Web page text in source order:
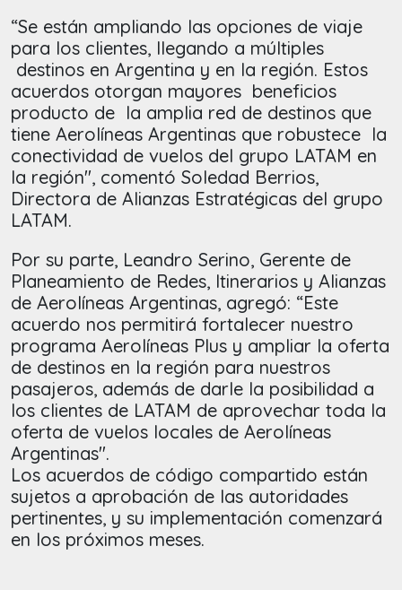
“Se están ampliando las opciones de viaje
para los clientes, llegando a múltiples
destinos en Argentina y en la región. Estos
acuerdos otorgan mayores beneficios
producto de la amplia red de destinos que
tiene Aerolíneas Argentinas que robustece la
conectividad de vuelos del grupo LATAM en
la región", comentó Soledad Berrios,
Directora de Alianzas Estratégicas del grupo
LATAM.
Por su parte, Leandro Serino, Gerente de
Planeamiento de Redes, Itinerarios y Alianzas
de Aerolíneas Argentinas, agregó: “Este
acuerdo nos permitirá fortalecer nuestro
programa Aerolíneas Plus y ampliar la oferta
de destinos en la región para nuestros
pasajeros, además de darle la posibilidad a
los clientes de LATAM de aprovechar toda la
oferta de vuelos locales de Aerolíneas
Argentinas".
Los acuerdos de código compartido están
sujetos a aprobación de las autoridades
pertinentes, y su implementación comenzará
en los próximos meses.